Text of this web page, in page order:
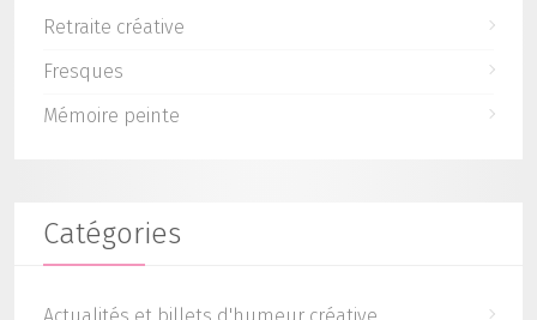
Retraite créative
Fresques
Mémoire peinte
Catégories